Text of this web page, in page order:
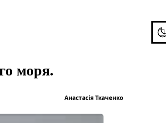
моря.
Анастасія Ткаченко